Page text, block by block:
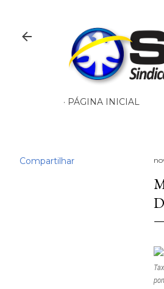
PÁGINA INICIAL
Compartilhar